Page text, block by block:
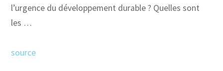
l’urgence du développement durable ? Quelles sont
les …
source